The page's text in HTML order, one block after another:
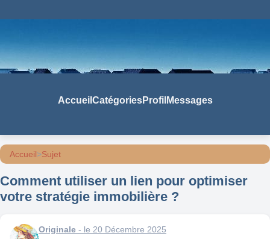
Accueil CatégoriesProfil Messages
Accueil>Sujet
Comment utiliser un lien pour optimiser
votre stratégie immobilière ?
Originale - le 20 Décembre 2025